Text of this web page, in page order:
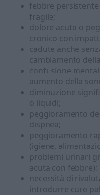
febbre
fragile;
dolore acuto o
cronico con
cadute anche
cambiamento
confusione
aumento della
diminuzione
o liquidi;
peggioramento
dispnea;
peggioramento
(igiene,
problemi urinari
acuta con febbre);
necessità di
introdurre cure